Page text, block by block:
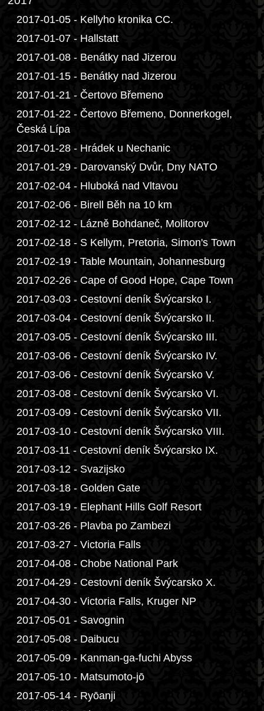
2017-01-05 - Kellyho kronika CC.
2017-01-07 - Hallstatt
2017-01-08 - Benátky nad Jizerou
2017-01-15 - Benátky nad Jizerou
2017-01-21 - Čertovo Břemeno
2017-01-22 - Čertovo Břemeno, Donnerkogel,
Česká Lípa
2017-01-28 - Hrádek u Nechanic
2017-01-29 - Darovanský Dvůr, Dny NATO
2017-02-04 - Hluboká nad Vltavou
2017-02-06 - Birell Běh na 10 km
2017-02-12 - Lázně Bohdaneč, Molitorov
2017-02-18 - S Kellym, Pretoria, Simon's Town
2017-02-19 - Table Mountain, Johannesburg
2017-02-26 - Cape of Good Hope, Cape Town
2017-03-03 - Cestovní deník Švýcarsko I.
2017-03-04 - Cestovní deník Švýcarsko II.
2017-03-05 - Cestovní deník Švýcarsko III.
2017-03-06 - Cestovní deník Švýcarsko IV.
2017-03-06 - Cestovní deník Švýcarsko V.
2017-03-08 - Cestovní deník Švýcarsko VI.
2017-03-09 - Cestovní deník Švýcarsko VII.
2017-03-10 - Cestovní deník Švýcarsko VIII.
2017-03-11 - Cestovní deník Švýcarsko IX.
2017-03-12 - Svazijsko
2017-03-18 - Golden Gate
2017-03-19 - Elephant Hills Golf Resort
2017-03-26 - Plavba po Zambezi
2017-03-27 - Victoria Falls
2017-04-08 - Chobe National Park
2017-04-29 - Cestovní deník Švýcarsko X.
2017-04-30 - Victoria Falls, Kruger NP
2017-05-01 - Savognin
2017-05-08 - Daibucu
2017-05-09 - Kanman-ga-fuchi Abyss
2017-05-10 - Matsumoto-jō
2017-05-14 - Ryōanji